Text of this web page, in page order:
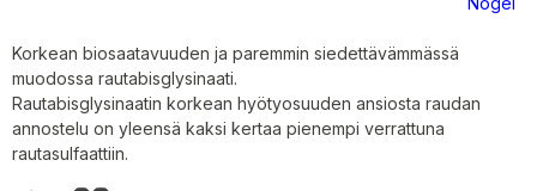
Korkean biosaatavuuden ja paremmin siedettävämmässä
muodossa rautabisglysinaati.
Rautabisglysinaatin korkean hyötyosuuden ansiosta raudan
annostelu on yleensä kaksi kertaa pienempi verrattuna
rautasulfaattiin.
18,90 €